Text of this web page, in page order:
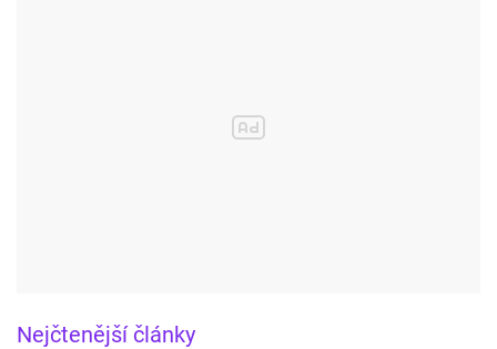
Nejčtenější články